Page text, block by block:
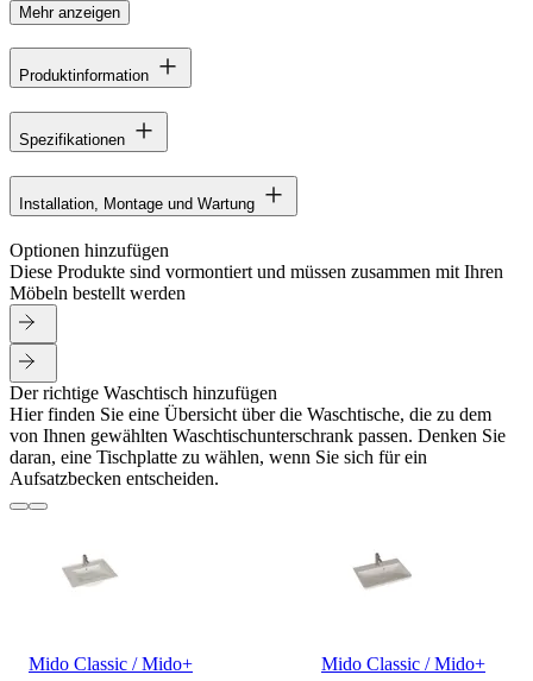
Mehr anzeigen
Produktinformation
Spezifikationen
Installation, Montage und Wartung
Optionen hinzufügen
Diese Produkte sind vormontiert und müssen zusammen mit Ihren
Möbeln bestellt werden
Der richtige Waschtisch hinzufügen
Hier finden Sie eine Übersicht über die Waschtische, die zu dem
von Ihnen gewählten Waschtischunterschrank passen. Denken Sie
daran, eine Tischplatte zu wählen, wenn Sie sich für ein
Aufsatzbecken entscheiden.
Mido Classic / Mido+ Mido Classic / Mido+